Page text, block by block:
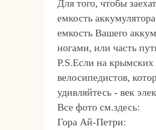
Для того, чтобы
емкость
емкость Вашего
ногами, или часть
P.S.Если на крымских
велосипедистов,
удивляйтесь - век
Все фото см.здесь:
Гора Ай-Петри: